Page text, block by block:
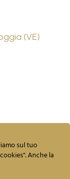
(VE)
sul tuo
Anche la